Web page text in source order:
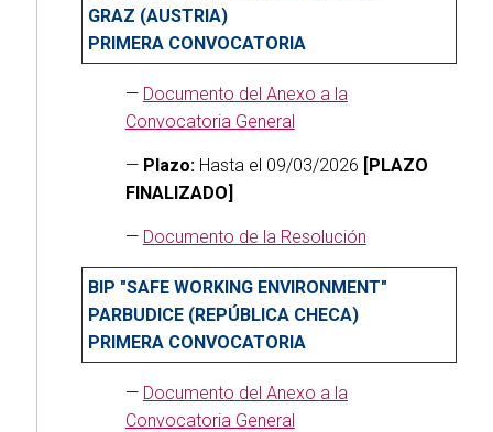
GRAZ (AUSTRIA)
PRIMERA CONVOCATORIA
— Documento del Anexo a la
Convocatoria General
— Plazo:Hasta el 09/03/2026 [PLAZO
FINALIZADO]
— Documento de la Resolución
BIP "SAFE WORKING ENVIRONMENT"
PARBUDICE (REPÚBLICA CHECA)
PRIMERA CONVOCATORIA
— Documento del Anexo a la
Convocatoria General